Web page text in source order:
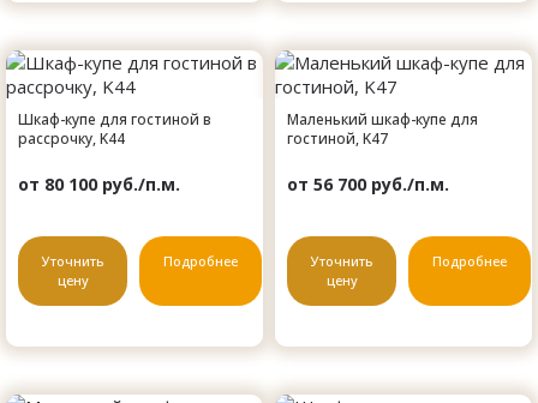
Шкаф-купе для гостиной в
рассрочку, K44
от 80 100 руб./п.м.
Уточнить
цену
Подробнее
Маленький шкаф-купе для
гостиной, K47
от 56 700 руб./п.м.
Уточнить
цену
Подробнее